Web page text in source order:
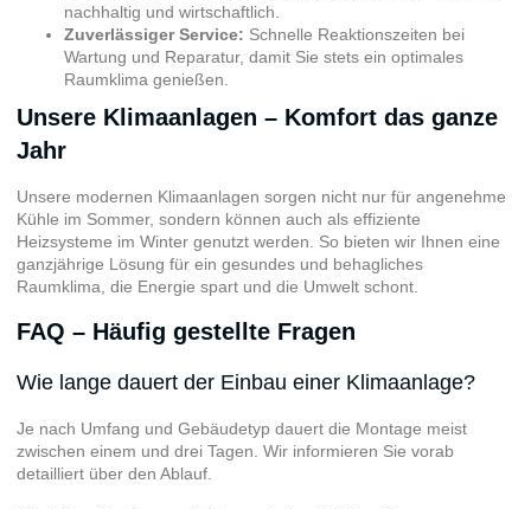
nachhaltig und wirtschaftlich.
Zuverlässiger Service: Schnelle Reaktionszeiten bei
Wartung und Reparatur, damit Sie stets ein optimales
Raumklima genießen.
Unsere Klimaanlagen – Komfort das ganze
Jahr
Unsere modernen Klimaanlagen sorgen nicht nur für angenehme
Kühle im Sommer, sondern können auch als effiziente
Heizsysteme im Winter genutzt werden. So bieten wir Ihnen eine
ganzjährige Lösung für ein gesundes und behagliches
Raumklima, die Energie spart und die Umwelt schont.
FAQ – Häufig gestellte Fragen
Wie lange dauert der Einbau einer Klimaanlage?
Je nach Umfang und Gebäudetyp dauert die Montage meist
zwischen einem und drei Tagen. Wir informieren Sie vorab
detailliert über den Ablauf.